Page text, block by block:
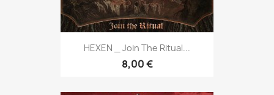
HEXEN _ Join The Ritual...
8,00 €